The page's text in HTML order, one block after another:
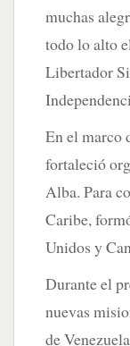
muchas
todo lo alto
Libertador
En el marco
fortaleció
Alba. Para
Caribe,
Unidos y
Durante el
nuevas
de